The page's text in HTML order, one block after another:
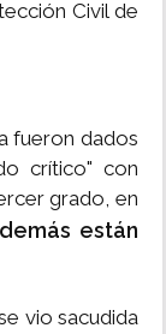
Civil de
fueron dados
crítico" con
grado, en
están
vio sacudida